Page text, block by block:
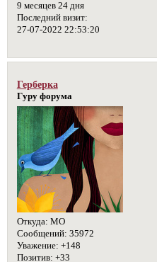
9 месяцев 24 дня
Последний визит:
27-07-2022 22:53:20
Герберка
Гуру форума
Откуда: МО
Сообщений: 35972
Уважение: +148
Позитив: +33